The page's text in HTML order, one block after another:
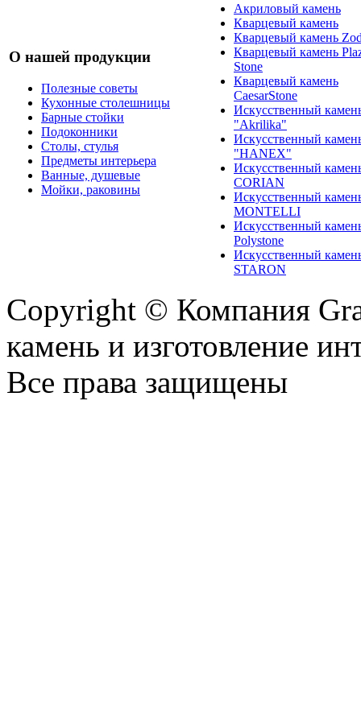
О нашей продукции
Полезные советы
Кухонные столешницы
Барные стойки
Подоконники
Столы, стулья
Предметы интерьера
Ванные, душевые
Мойки, раковины
Акриловый камень
Кварцевый камень
Кварцевый камень
Кварцевый камень
Stone
Кварцевый камень
CaesarStone
Искусственный
"Akrilika"
Искусственный
"HANEX"
Искусственный
CORIAN
Искусственный
MONTELLI
Искусственный
Polystone
Искусственный
STARON
Copyright © Компания
камень и изготовление
Все права защищены